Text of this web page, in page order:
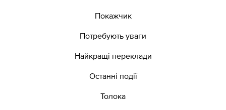
Покажчик
Потребують уваги
Найкращі переклади
Останні події
Толока